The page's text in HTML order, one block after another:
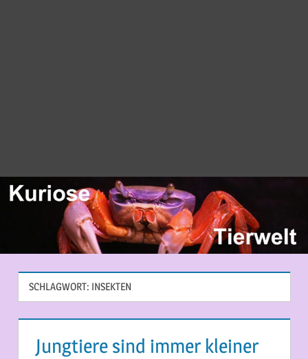
SCHLAGWORT: INSEKTEN
Jungtiere sind immer kleiner